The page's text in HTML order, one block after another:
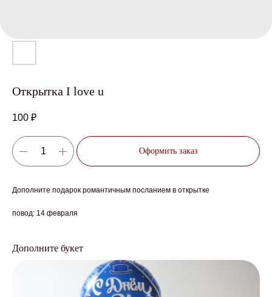
Открытка I love u
100 ₽
Оформить заказ
Дополните подарок романтичным посланием в открытке
повод: 14 февраля
Дополните букет